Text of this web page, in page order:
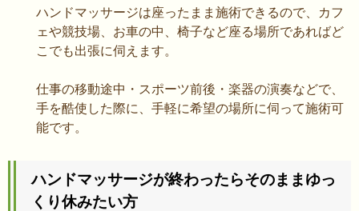
ハンドマッサージは座ったまま施術できるので、カフ
ェや競技場、お車の中、椅子など座る場所であればど
こでも出張に伺えます。
仕事の移動途中・スポーツ前後・楽器の演奏などで、
手を酷使した際に、手軽に希望の場所に伺って施術可
能です。
ハンドマッサージが終わったらそのままゆっ
くり休みたい方